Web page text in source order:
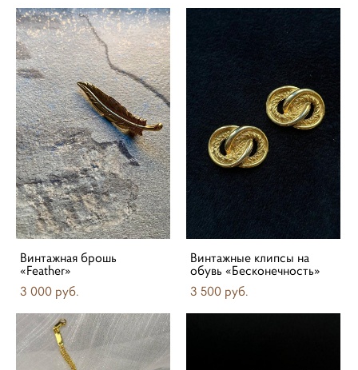
Винтажная брошь
«Feather»
3 000 pуб.
Винтажные клипсы на
обувь «Бесконечность»
3 500 pуб.